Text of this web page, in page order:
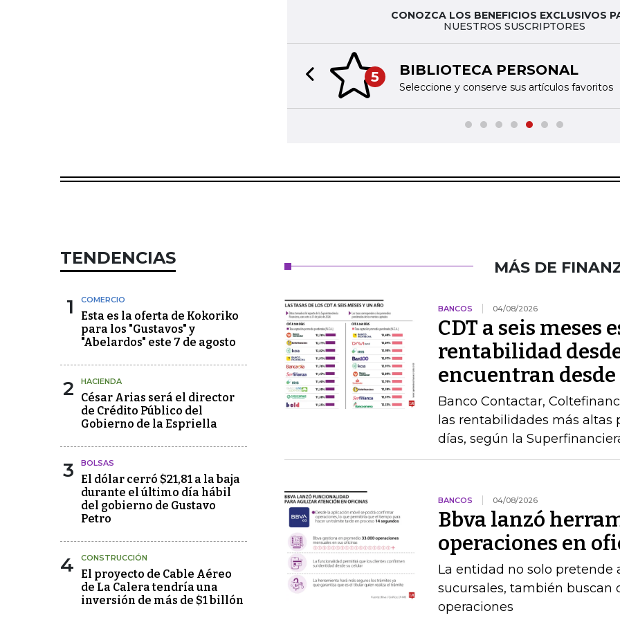
CONOZCA LOS BENEFICIOS EXCLUSIVOS
NUESTROS SUSCRIPTORES
5 BIBLIOTECA PERSONAL
Seleccione y conserve sus artículos favoritos
Previous slide
TENDENCIAS
1 COMERCIO
Esta es la oferta de Kokoriko
para los "Gustavos" y
"Abelardos" este 7 de agosto
2 HACIENDA
César Arias será el director
de Crédito Público del
Gobierno de la Espriella
3 BOLSAS
El dólar cerró $21,81 a la baja
durante el último día hábil
del gobierno de Gustavo
Petro
4 CONSTRUCCIÓN
El proyecto de Cable Aéreo
de La Calera tendría una
inversión de más de $1 billón
MÁS DE
BANCOS 04/08/2026
CDT a seis meses
rentabilidad
encuentran desde
Banco Contactar,
las rentabilidades más altas
días, según la
BANCOS 04/08/2026
Bbva lanzó
operaciones en
La entidad no solo pretende
sucursales, también buscan
operaciones